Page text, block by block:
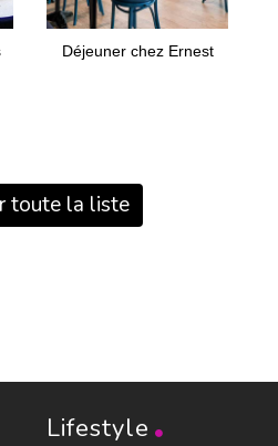
Déjeuner chez Ernest
toute la liste
Lifestyle